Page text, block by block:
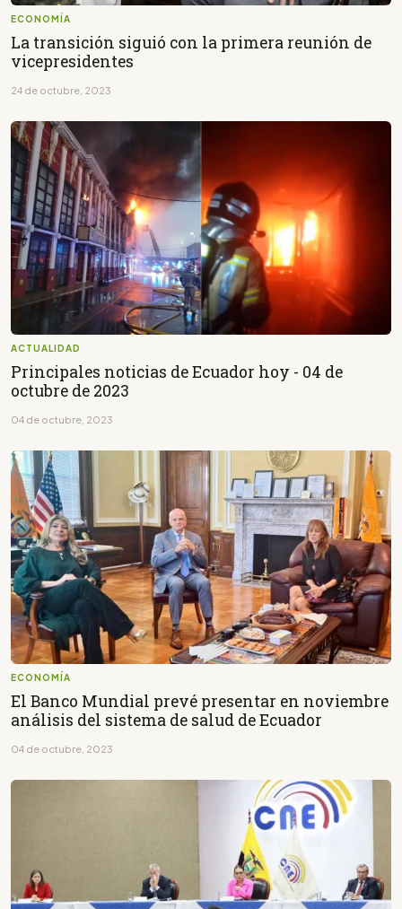
ECONOMÍA
La transición siguió con la primera reunión de
vicepresidentes
24 de octubre, 2023
ACTUALIDAD
Principales noticias de Ecuador hoy - 04 de
octubre de 2023
04 de octubre, 2023
ECONOMÍA
El Banco Mundial prevé presentar en noviembre
análisis del sistema de salud de Ecuador
04 de octubre, 2023